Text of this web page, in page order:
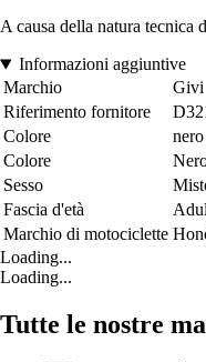
A causa della natura tecnica
Informazioni aggiuntive
Marchio
Givi
Riferimento fornitore
Colore
Colore
Sesso
Fascia d'età
Marchio di motociclette
Loading...
Loading...
Tutte le nostre